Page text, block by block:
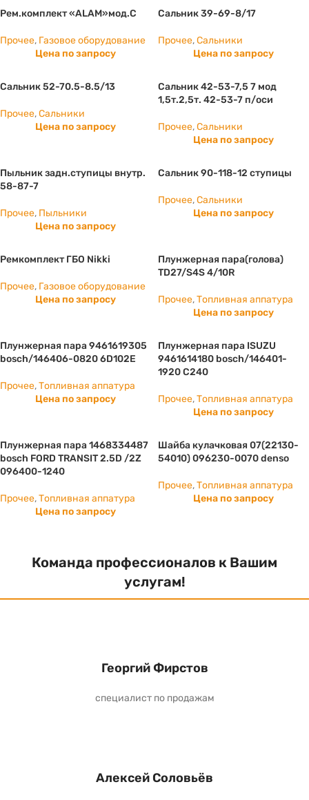
Рем.комплект «ALAM»мод.С
Прочее, Газовое оборудование
Цена по запросу
Сальник 39-69-8/17
Прочее,Сальники
Цена по запросу
Сальник 52-70.5-8.5/13
Прочее,Сальники
Цена по запросу
Сальник 42-53-7,5 7 мод
1,5т.2,5т. 42-53-7 п/оси
Прочее,Сальники
Цена по запросу
Пыльник задн.ступицы внутр.
58-87-7
Прочее, Пыльники
Цена по запросу
Сальник 90-118-12 ступицы
Прочее,Сальники
Цена по запросу
Ремкомплект ГБО Nikki
Прочее, Газовое оборудование
Цена по запросу
Плунжерная пара(голова)
TD27/S4S 4/10R
Прочее,Топливная аппатура
Цена по запросу
Плунжерная пара 9461619305
bosch/146406-0820 6D102E
Прочее,Топливная аппатура
Цена по запросу
Плунжерная пара ISUZU
9461614180 bosch/146401-
1920 С240
Прочее,Топливная аппатура
Цена по запросу
Плунжерная пара 1468334487
bosch FORD TRANSIT 2.5D /2Z
096400-1240
Прочее,Топливная аппатура
Цена по запросу
Шайба кулачковая 07(22130-
54010) 096230-0070 denso
Прочее,Топливная аппатура
Цена по запросу
Команда профессионалов к Вашим
услугам!
Георгий Фирстов
специалист по продажам
Алексей Соловьёв